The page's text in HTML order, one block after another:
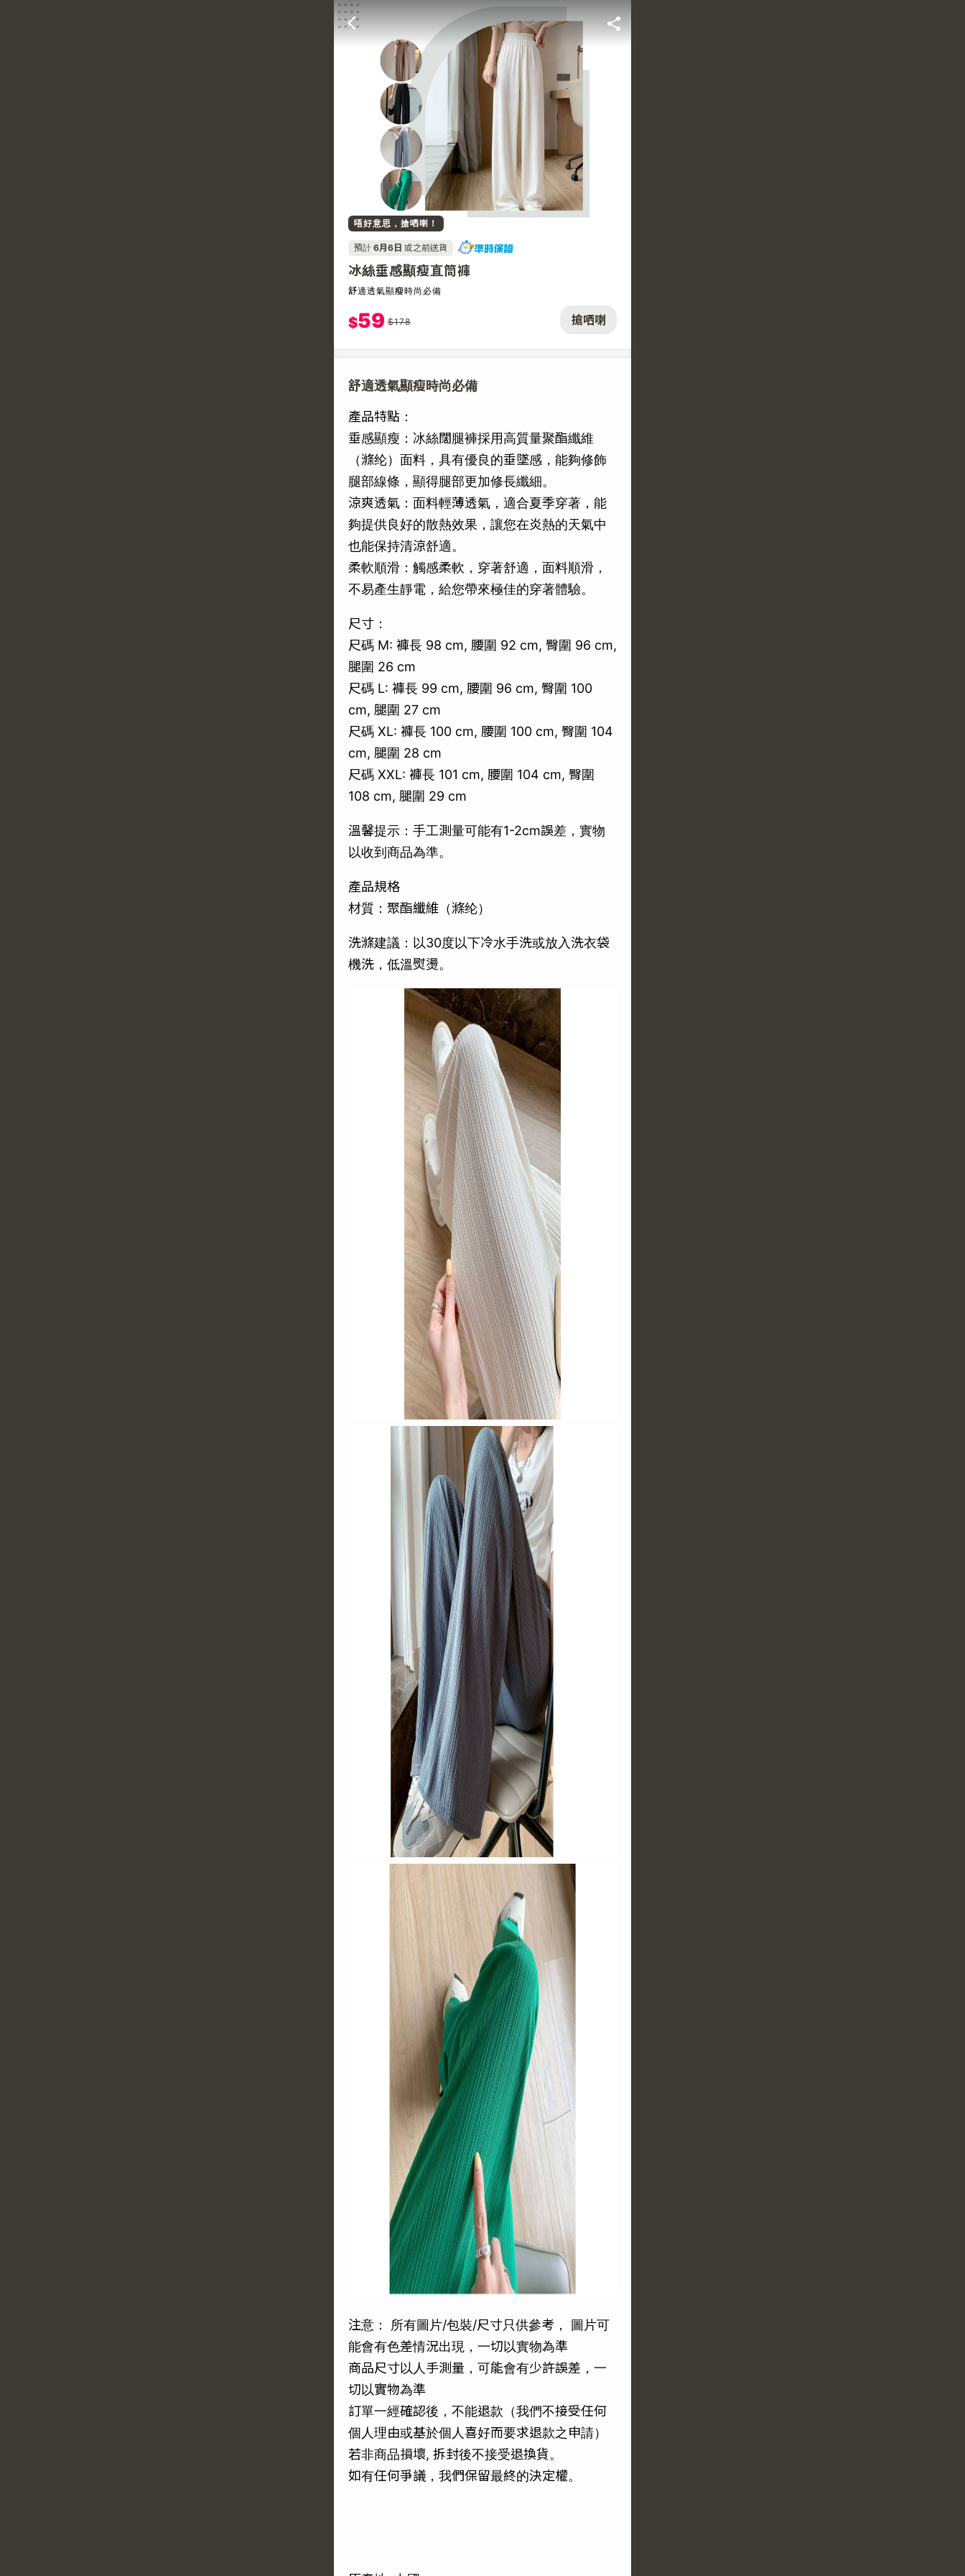
搶哂喇
唔好意思，搶哂喇！
預計 6月6日 或之前送貨
冰絲垂感顯瘦直筒褲
舒適透氣顯瘦時尚必備
$59 $178
舒適透氣顯瘦時尚必備
產品特點：
垂感顯瘦：冰絲闊腿褲採用高質量聚酯纖維
（滌纶）面料，具有優良的垂墜感，能夠修飾
腿部線條，顯得腿部更加修長纖細。
涼爽透氣：面料輕薄透氣，適合夏季穿著，能
夠提供良好的散熱效果，讓您在炎熱的天氣中
也能保持清涼舒適。
柔軟順滑：觸感柔軟，穿著舒適，面料順滑，
不易產生靜電，給您帶來極佳的穿著體驗。
尺寸：
尺碼 M: 褲長 98 cm, 腰圍 92 cm, 臀圍 96 cm,
腿圍 26 cm
尺碼 L: 褲長 99 cm, 腰圍 96 cm, 臀圍 100
cm, 腿圍 27 cm
尺碼 XL: 褲長 100 cm, 腰圍 100 cm, 臀圍 104
cm, 腿圍 28 cm
尺碼 XXL: 褲長 101 cm, 腰圍 104 cm, 臀圍
108 cm, 腿圍 29 cm
溫馨提示：手工測量可能有1-2cm誤差，實物
以收到商品為準。
產品規格
材質：聚酯纖維（滌纶）
洗滌建議：以30度以下冷水手洗或放入洗衣袋
機洗，低溫熨燙。
注意： 所有圖片/包裝/尺寸只供參考， 圖片可
能會有色差情況出現，一切以實物為準
商品尺寸以人手測量，可能會有少許誤差，一
切以實物為準
訂單一經確認後，不能退款（我們不接受任何
個人理由或基於個人喜好而要求退款之申請）
若非商品損壞, 拆封後不接受退換貨。
如有任何爭議，我們保留最終的決定權。